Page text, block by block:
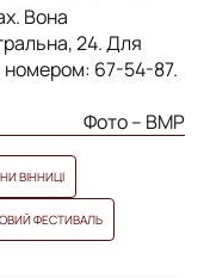
Вона
24. Для
номером: 67-54-87.
Фото – ВМР
ВІННИЦІ
ФЕСТИВАЛЬ